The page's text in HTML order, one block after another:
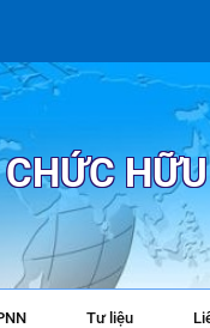
Tư liệu